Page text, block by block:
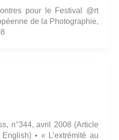
pour le Festival @rt
de la Photographie,
n°344, avril 2008 (Article
• « L’extrémité au